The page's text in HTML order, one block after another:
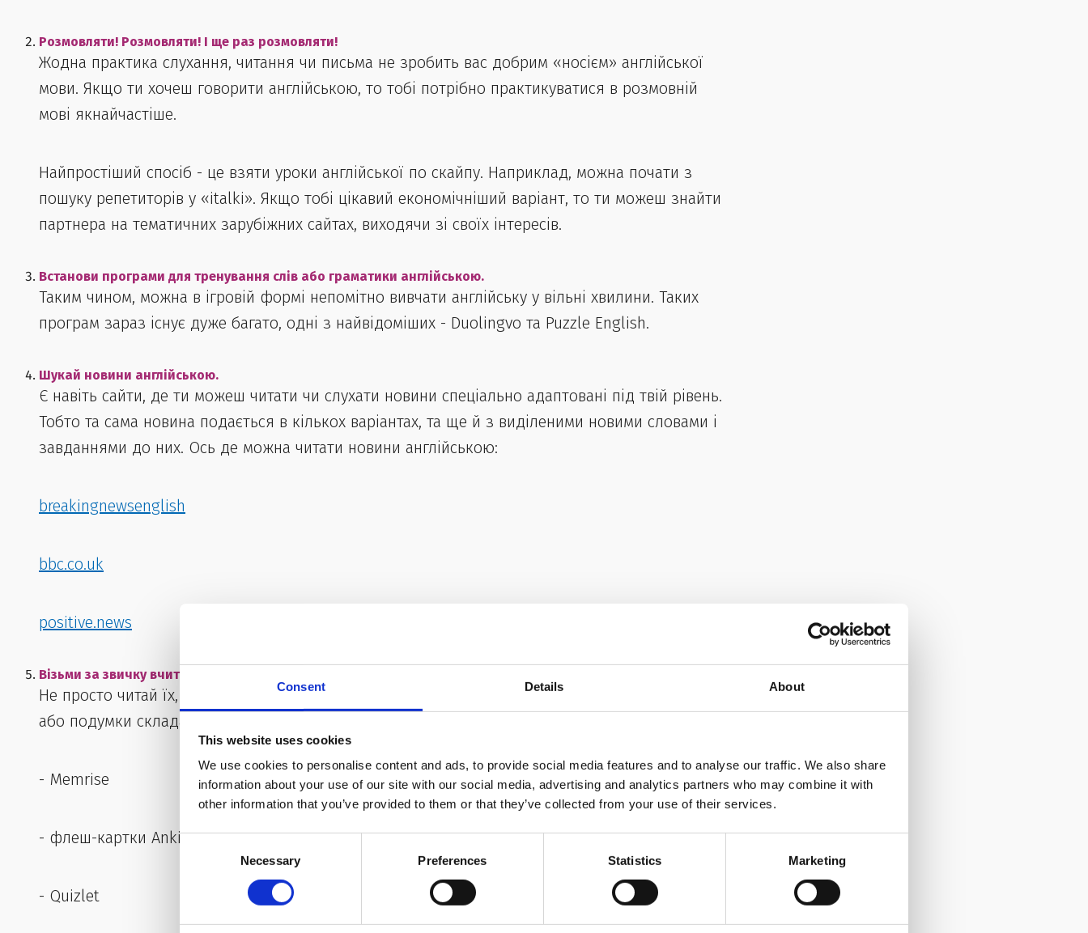
Consent Details About
This website uses cookies
We use cookies to personalise content and ads, to provide social media features and to analyse our traffic. We also share
information about your use of our site with our social media, advertising and analytics partners who may combine it with
other information that you’ve provided to them or that they’ve collected from your use of their services.
Consent
Necessary Preferences Statistics Marketing
Розмовляти! Розмовляти! І ще раз розмовляти!
Жодна практика слухання, читання чи письма не зробить вас добрим «носієм» англійської
мови. Якщо ти хочеш говорити англійською, то тобі потрібно практикуватися в розмовній
мові якнайчастіше.
Найпростіший спосіб - це взяти уроки англійської по скайпу. Наприклад, можна почати з
пошуку репетиторів у «italki». Якщо тобі цікавий економічніший варіант, то ти можеш знайти
партнера на тематичних зарубіжних сайтах, виходячи зі своїх інтересів.
Встанови програми для тренування слів або граматики англійською.
Таким чином, можна в ігровій формі непомітно вивчати англійську у вільні хвилини. Таких
програм зараз існує дуже багато, одні з найвідоміших - Duolingvo та Puzzle English.
Шукай новини англійською.
Є навіть сайти, де ти можеш читати чи слухати новини спеціально адаптовані під твій рівень.
Тобто та сама новина подається в кількох варіантах, та ще й з виділеними новими словами і
завданнями до них. Ось де можна читати новини англійською:
breakingnewsenglish
bbc.co.uk
positive.news
Візьми за звичку вчити щонайменше 3-5 нових слів щодня.
Не просто читай їх, а й тренуй їх протягом дня – вимовляй вголос (навіть наодинці з собою)
або подумки складай з ними речення. Ось кілька корисних програм для вивчення нових слів:
- Memrise
- флеш-картки AnkiDroid
- Quizlet